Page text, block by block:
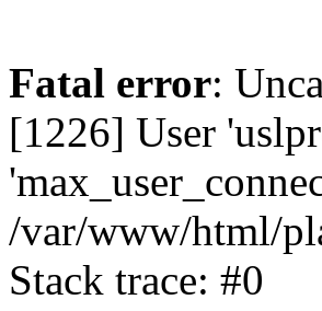
Fatal error:
[1226] User
/var/www/html/
Stack trace: #0